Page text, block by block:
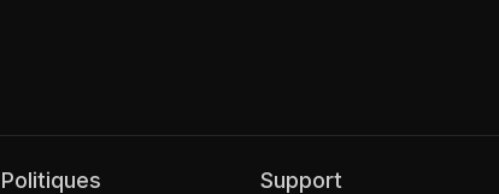
Politiques Support